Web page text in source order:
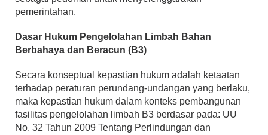
pemerintahan.
Dasar Hukum Pengelolahan Limbah Bahan
Berbahaya dan Beracun (B3)
Secara konseptual kepastian hukum adalah ketaatan
terhadap peraturan perundang-undangan yang berlaku,
maka kepastian hukum dalam konteks pembangunan
fasilitas pengelolahan limbah B3 berdasar pada: UU
No. 32 Tahun 2009 Tentang Perlindungan dan